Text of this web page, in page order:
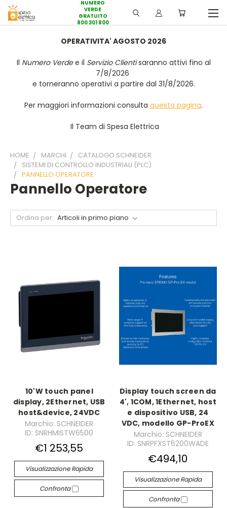
NUMERO
VERDE
GRATUITO
800 301 800
OPERATIVITA' AGOSTO 2026
Il Numero Verdee il Servizio Clientisaranno attivi fino al
7/8/2026
e torneranno operativi a partire dal 31/8/2026.
Per maggiori informazioni consulta questa pagina.
Il Team di Spesa Elettrica
HOME MARCHI
CATALOGO SCHNEIDER
SISTEMI DI CONTROLLO INDUSTRIALI (PLC)
PANNELLO OPERATORE
Pannello Operatore
Ordina per:
10'W touch panel
display, 2Ethernet, USB
host&device, 24VDC
Marchio: SCHNEIDER
ID: SNRHMISTW6500
€1 253,55
Visualizzazione Rapida
Confronta
Display touch screen da
4', 1COM, 1Ethernet, host
e dispositivo USB, 24
VDC, modello GP-ProEX
Marchio: SCHNEIDER
ID: SNRPFXST6200WADE
€494,10
Visualizzazione Rapida
Confronta